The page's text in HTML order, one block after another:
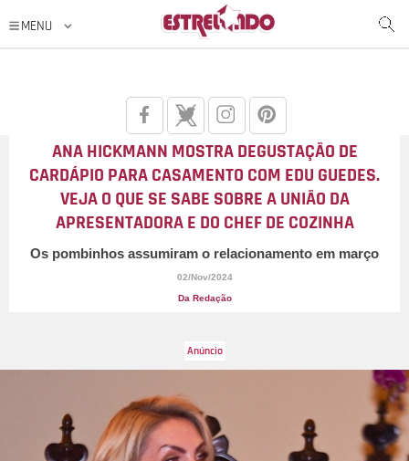
ANA HICKMANN MOSTRA DEGUSTAÇÃO DE
CARDÁPIO PARA CASAMENTO COM EDU GUEDES.
VEJA O QUE SE SABE SOBRE A UNIÃO DA
APRESENTADORA E DO CHEF DE COZINHA
Os pombinhos assumiram o relacionamento em março
02/Nov/2024
Da Redação